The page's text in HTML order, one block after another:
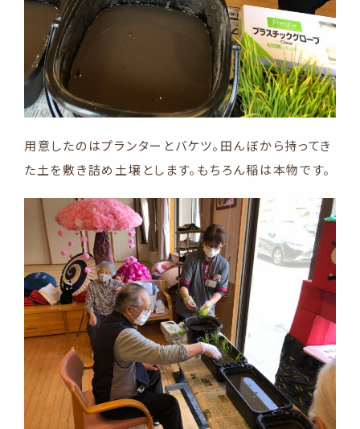
用意したのはプランターとバケツ。田んぼから持ってき
た土を敷き詰め土壌とします。もちろん稲は本物です。